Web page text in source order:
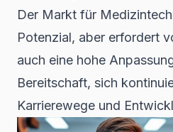
Der Markt für
Potenzial, aber erfordert
auch eine hohe
Bereitschaft, sich
Karrierewege und